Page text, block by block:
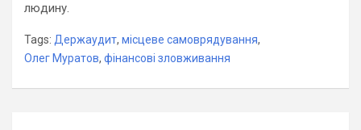
людину.
Tags: Держаудит, місцеве самоврядування,
Олег Муратов, фінансові зловживання